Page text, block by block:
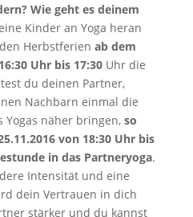
Wie geht es deinem
Kinder an Yoga heran
Herbstferien ab dem
Uhr bis 17:30Uhr die
du deinen Partner,
Nachbarn einmal die
Yogas näher bringen, so
von 18:30 Uhr bis
in das Partneryoga.
Intensität und eine
dein Vertrauen in dich
stärker und du kannst